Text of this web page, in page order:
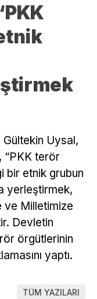
Gültekin Uysal,
“PKK terör
bir etnik grubun
yerleştirmek,
ve Milletimize
Devletin
örgütlerinin
yaptı.
TÜM YAZILARI